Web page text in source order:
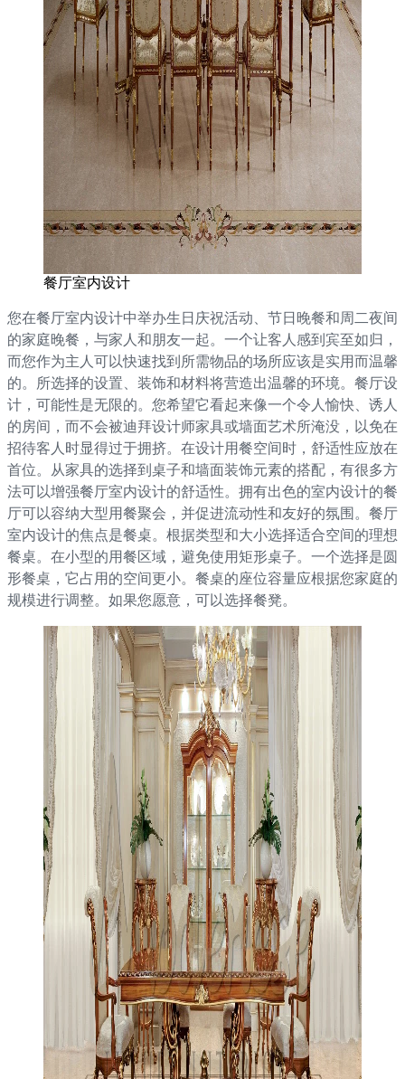
餐厅室内设计
您在餐厅室内设计中举办生日庆祝活动、节日晚餐和周二夜间
的家庭晚餐，与家人和朋友一起。一个让客人感到宾至如归，
而您作为主人可以快速找到所需物品的场所应该是实用而温馨
的。所选择的设置、装饰和材料将营造出温馨的环境。餐厅设
计，可能性是无限的。您希望它看起来像一个令人愉快、诱人
的房间，而不会被迪拜设计师家具或墙面艺术所淹没，以免在
招待客人时显得过于拥挤。在设计用餐空间时，舒适性应放在
首位。从家具的选择到桌子和墙面装饰元素的搭配，有很多方
法可以增强餐厅室内设计的舒适性。拥有出色的室内设计的餐
厅可以容纳大型用餐聚会，并促进流动性和友好的氛围。餐厅
室内设计的焦点是餐桌。根据类型和大小选择适合空间的理想
餐桌。在小型的用餐区域，避免使用矩形桌子。一个选择是圆
形餐桌，它占用的空间更小。餐桌的座位容量应根据您家庭的
规模进行调整。如果您愿意，可以选择餐凳。